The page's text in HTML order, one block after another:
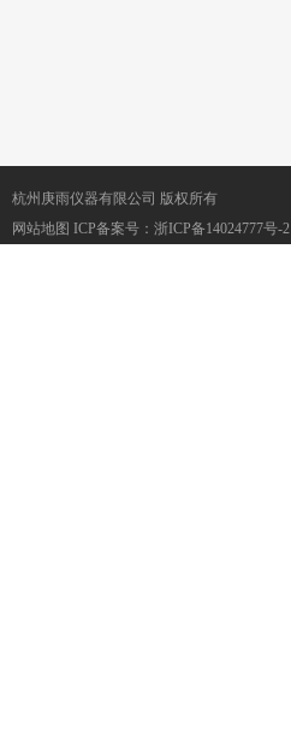
杭州庚雨仪器有限公司 版权所有
网站地图 ICP备案号： 浙ICP备14024777号-2